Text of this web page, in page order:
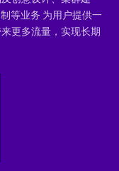
等业务 为用户提供一
更多流量，实现长期